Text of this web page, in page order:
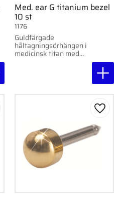
Med. ear G titanium bezel
10 st
Guldfärgade
håltagningsörhängen i
medicinsk titan med
1176
till i favoriter Lägg